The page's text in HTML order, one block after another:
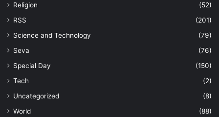
Religion
(52)
RSS
(201)
Science and Technology
(79)
Seva
(76)
Special Day
(150)
Tech
(2)
Uncategorized
(8)
World
(88)